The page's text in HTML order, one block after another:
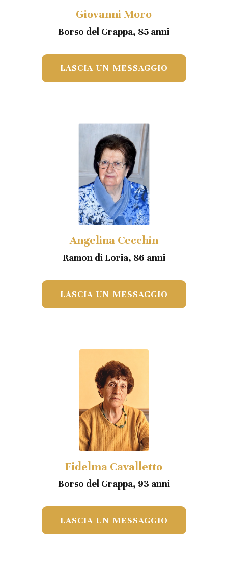
Giovanni Moro
Borso del Grappa, 85 anni
LASCIA UN MESSAGGIO
Angelina Cecchin
Ramon di Loria, 86 anni
LASCIA UN MESSAGGIO
Fidelma Cavalletto
Borso del Grappa, 93 anni
LASCIA UN MESSAGGIO